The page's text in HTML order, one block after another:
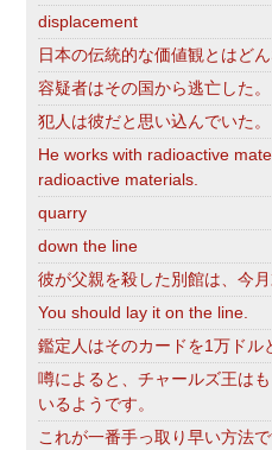
displacement
日本の伝統的な価値観とはど
容疑者はその国から逃亡した。
犯人は彼だと思い込んでいた。
He works with radioactive
radioactive materials.
quarry
down the line
彼が父親を殺した別館は、今
You should lay it on the line.
鑑定人はそのカードを1万ドル
噂によると、チャールズ王は
いるようです。
これが一番手っ取り早い方法で